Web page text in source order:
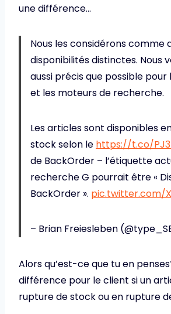
une différence…
Nous les considérons comme
disponibilités distinctes. Nous
aussi précis que possible pour
et les moteurs de recherche.
Les articles sont disponibles
stock selon le https://t.co/
de BackOrder – l’étiquette
recherche G pourrait être «
BackOrder ». pic.twitter.com/
– Brian Freiesleben
Alors qu’est-ce que tu en
différence pour le client si un
rupture de stock ou en rupture